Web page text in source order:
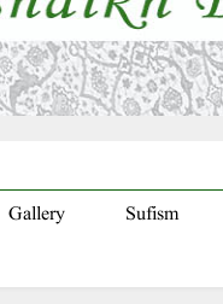
Gallery Sufism